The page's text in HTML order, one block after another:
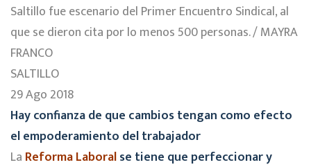
Saltillo fue escenario del Primer Encuentro Sindical, al
que se dieron cita por lo menos 500 personas. / MAYRA
FRANCO
SALTILLO
29 Ago 2018
Hay confianza de que cambios tengan como efecto
el empoderamiento del trabajador
La Reforma Laboralse tiene que perfeccionar y